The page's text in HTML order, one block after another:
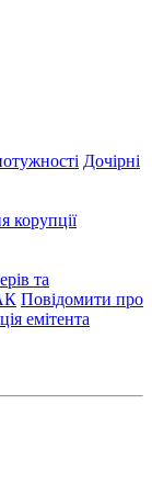
Дочірні
корупції
та
Повідомити про
емітента